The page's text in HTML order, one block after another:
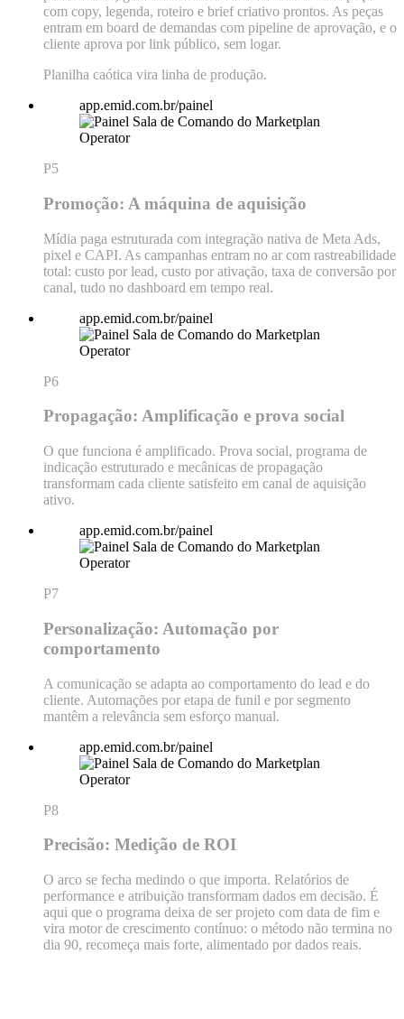
com copy, legenda, roteiro e brief criativo prontos. As peças
entram em board de demandas com pipeline de aprovação, e o
cliente aprova por link público, sem logar.
Planilha caótica vira linha de produção.
app.emid.com.br/painel
P5
Promoção: A máquina de aquisição
Mídia paga estruturada com integração nativa de Meta Ads,
pixel e CAPI. As campanhas entram no ar com rastreabilidade
total: custo por lead, custo por ativação, taxa de conversão por
canal, tudo no dashboard em tempo real.
app.emid.com.br/painel
P6
Propagação: Amplificação e prova social
O que funciona é amplificado. Prova social, programa de
indicação estruturado e mecânicas de propagação
transformam cada cliente satisfeito em canal de aquisição
ativo.
app.emid.com.br/painel
P7
Personalização: Automação por
comportamento
A comunicação se adapta ao comportamento do lead e do
cliente. Automações por etapa de funil e por segmento
mantêm a relevância sem esforço manual.
app.emid.com.br/painel
P8
Precisão: Medição de ROI
O arco se fecha medindo o que importa. Relatórios de
performance e atribuição transformam dados em decisão. É
aqui que o programa deixa de ser projeto com data de fim e
vira motor de crescimento contínuo: o método não termina no
dia 90, recomeça mais forte, alimentado por dados reais.